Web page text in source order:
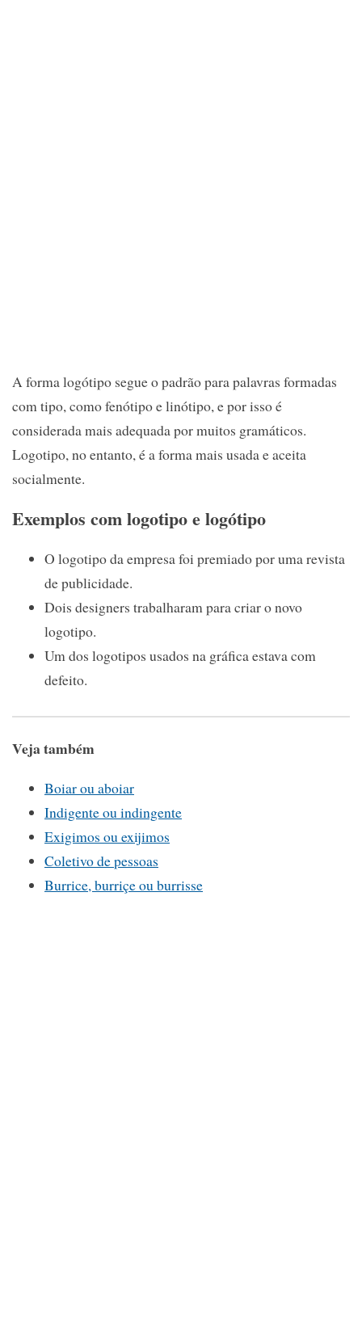
A forma logótipo segue o padrão para palavras formadas
com tipo, como fenótipo e linótipo, e por isso é
considerada mais adequada por muitos gramáticos.
Logotipo, no entanto, é a forma mais usada e aceita
socialmente.
Exemplos com logotipo e logótipo
O logotipo da empresa foi premiado por uma revista
de publicidade.
Dois designers trabalharam para criar o novo
logotipo.
Um dos logotipos usados na gráfica estava com
defeito.
Veja também
Boiar ou aboiar
Indigente ou indingente
Exigimos ou exijimos
Coletivo de pessoas
Burrice, burriçe ou burrisse